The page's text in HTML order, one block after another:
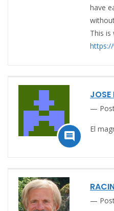
have
This is

JOSE
El